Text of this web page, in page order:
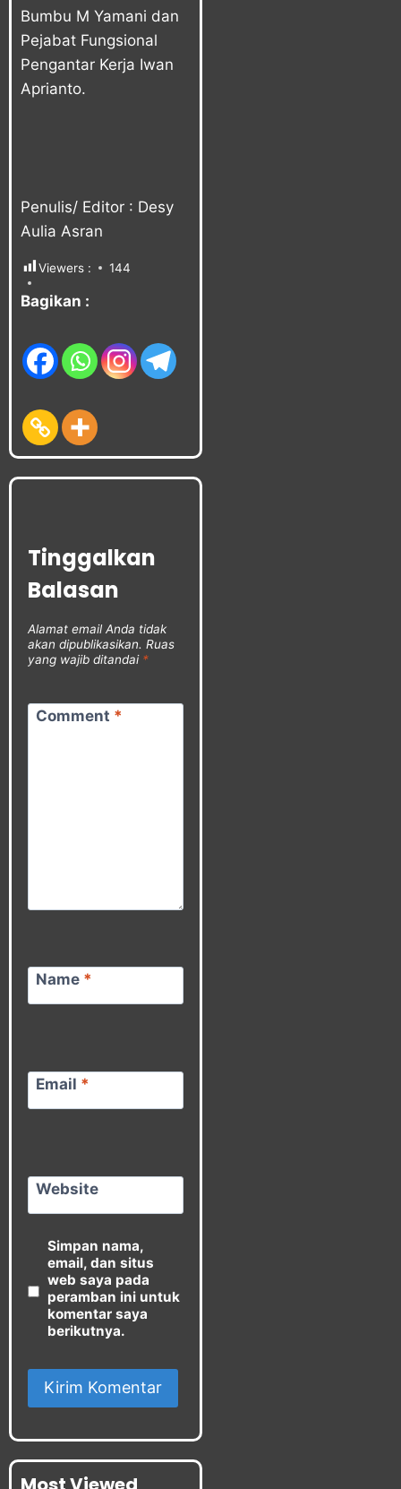
Bumbu M Yamani dan
Pejabat Fungsional
Pengantar Kerja Iwan
Aprianto.
Penulis/ Editor : Desy
Aulia Asran
Viewers : 144
Bagikan :
Tinggalkan
Balasan
Alamat email Anda tidak
akan dipublikasikan. Ruas
yang wajib ditandai *
Comment *
Name *
Email *
Website
Simpan nama,
email, dan situs
web saya pada
peramban ini untuk
komentar saya
berikutnya.